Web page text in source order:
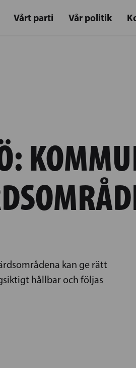
Vårt parti Vår politik
kan ge rätt
hållbar och följas